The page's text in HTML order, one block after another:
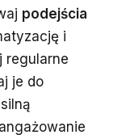
podejścia
i
regularne
je do